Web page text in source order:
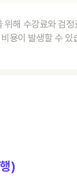
위해 수강료와 검
용이 발생할 수 있
)